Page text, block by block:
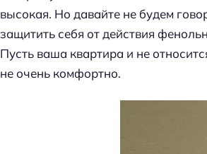
высокая. Но давайте не будем
защитить себя от действия
Пусть ваша квартира и не
не очень комфортно.